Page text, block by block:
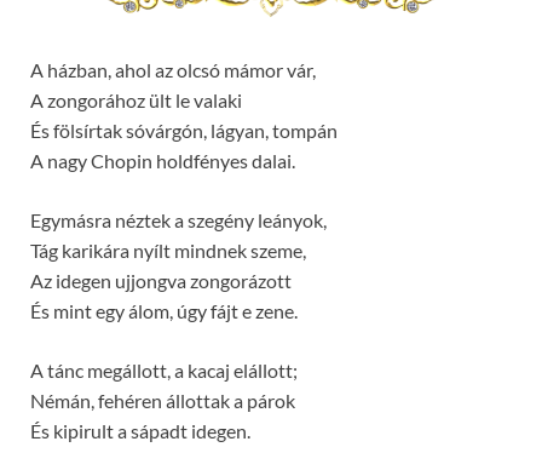
A házban, ahol az olcsó mámor vár,
A zongorához ült le valaki
És fölsírtak sóvárgón, lágyan, tompán
A nagy Chopin holdfényes dalai.
Egymásra néztek a szegény leányok,
Tág karikára nyílt mindnek szeme,
Az idegen ujjongva zongorázott
És mint egy álom, úgy fájt e zene.
A tánc megállott, a kacaj elállott;
Némán, fehéren állottak a párok
És kipirult a sápadt idegen.